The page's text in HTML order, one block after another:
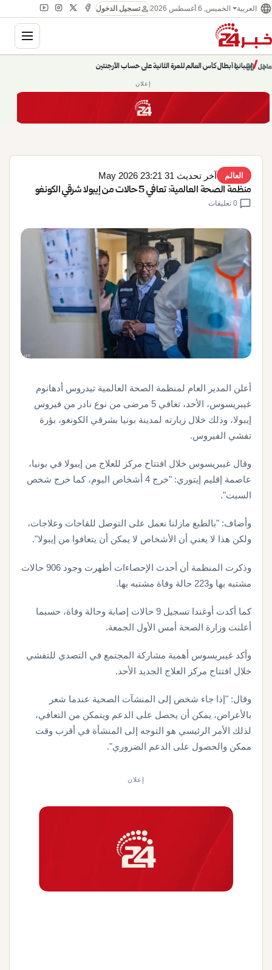
language العربية الخميس, 6 أغسطس 2026 personتسجيل الدخول
عاجل/إسبانيا أبطال كأس العالم للمرة الثانية على حساب الأرجنتين chevron_right
pause
chevron_left
إعلان
العالم آخر تحديث 31 May 2026 23:21
منظمة الصحة العالمية: تعافي 5 حالات من إيبولا شرقي الكونغو
chat_bubble
أعلن المدير العام لمنظمة الصحة العالمية تيدروس أدهانوم
غيبريسوس، الأحد، تعافي 5 مرضى من نوع نادر من فيروس
إيبولا، وذلك خلال زيارته لمدينة بونيا بشرقي الكونغو، بؤرة
تفشي الفيروس.
وقال غيبريسوس خلال افتتاح مركز للعلاج من إيبولا في بونيا،
عاصمة إقليم إيتوري: "خرج 4 أشخاص اليوم، كما خرج شخص
السبت".
وأضاف: "بالطبع مازلنا نعمل على التوصل للقاحات وعلاجات،
ولكن هذا لا يعني أن الأشخاص لا يمكن أن يتعافوا من إيبولا".
وذكرت المنظمة أن أحدث الإحصاءات أظهرت وجود 906 حالات
مشتبه بها و223 حالة وفاة مشتبه بها.
كما أكدت أوغندا تسجيل 9 حالات إصابة وحالة وفاة، حسبما
أعلنت وزارة الصحة أمس الأول الجمعة.
وأكد غيبريسوس أهمية مشاركة المجتمع في التصدي للتفشي
خلال افتتاح مركز العلاج الجديد الأحد.
وقال: "إذا جاء شخص إلى المنشآت الصحية عندما شعر
بالأعراض، يمكن أن يحصل على الدعم ويتمكن من التعافي،
لذلك الأمر الرئيسي هو التوجه إلى المنشأة في أقرب وقت
ممكن والحصول على الدعم الضروري".
إعلان